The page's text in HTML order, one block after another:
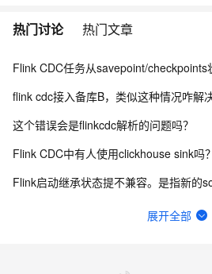
热门讨论 热门文章
Flink CDC任务从savepoint/
flink cdc接入备库B，类似这种情况咋解
这个错误会是flinkcdc解析的问题吗？
Flink CDC中有人使用clickhouse sink吗？
Flink cdc sqlserver 希望不同步某些数据行
如何用实时数据同步打破企业数据孤岛？
展开全部